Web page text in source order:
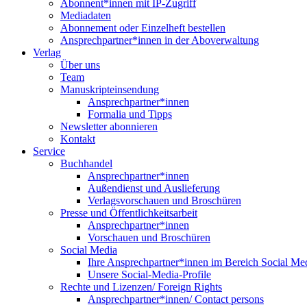
Abonnent*innen mit IP-Zugriff
Mediadaten
Abonnement oder Einzelheft bestellen
Ansprechpartner*innen in der Aboverwaltung
Verlag
Über uns
Team
Manuskripteinsendung
Ansprechpartner*innen
Formalia und Tipps
Newsletter abonnieren
Kontakt
Service
Buchhandel
Ansprechpartner*innen
Außendienst und Auslieferung
Verlagsvorschauen und Broschüren
Presse und Öffentlichkeitsarbeit
Ansprechpartner*innen
Vorschauen und Broschüren
Social Media
Ihre Ansprechpartner*innen im Bereich Social
Unsere Social-Media-Profile
Rechte und Lizenzen/ Foreign Rights
Ansprechpartner*innen/ Contact persons